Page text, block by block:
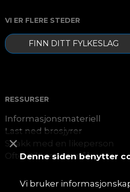
Denne siden benytter
Vi bruker
×
VI ER FLERE STEDER
FINN DITT FYLKESLAG
RESSURSER
Informasjonsmateriell
Last ned brosjyrer
Snakk med en likeperson
Ofte stilte spørsmål